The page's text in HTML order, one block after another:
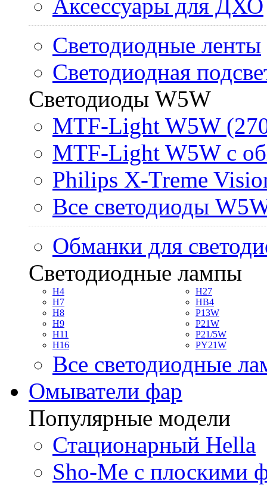
Аксессуары для ДХО
Светодиодные ленты
Светодиодная
Светодиоды W5W
MTF-Light W5W
MTF-Light W5W с
Philips X-Treme
Все светодиоды
Обманки для
Светодиодные лампы
H4
H7
H8
H9
H11
H16
H27
HB4
P13W
P21W
P21/5W
PY21W
Все светодиодные
Омыватели фар
Популярные модели
Стационарный Hella
Sho-Me с плоскими